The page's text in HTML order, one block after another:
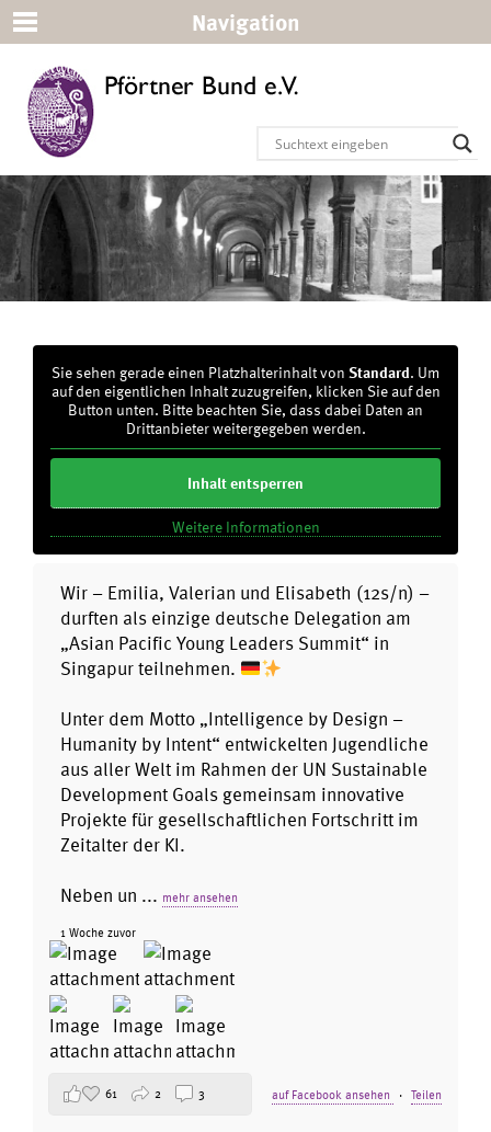
Navigation
Sie sehen gerade einen Platzhalterinhalt vonStandard. Um
auf den eigentlichen Inhalt zuzugreifen, klicken Sie auf den
Button unten. Bitte beachten Sie, dass dabei Daten an
Drittanbieter weitergegeben werden.
Inhalt entsperren
Weitere Informationen
Wir – Emilia, Valerian und Elisabeth (12s/n) –
durften als einzige deutsche Delegation am
„Asian Pacific Young Leaders Summit“ in
Singapur teilnehmen.
Unter dem Motto „Intelligence by Design –
Humanity by Intent“ entwickelten Jugendliche
aus aller Welt im Rahmen der UN Sustainable
Development Goals gemeinsam innovative
Projekte für gesellschaftlichen Fortschritt im
Zeitalter der KI.
Neben un ... mehr ansehen
1 Woche zuvor
auf Facebook ansehen · Teilen
61 2 3